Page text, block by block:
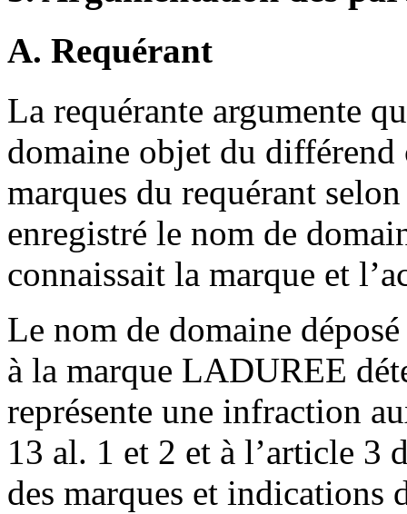
A. Requérant
La requérante argumente
domaine objet du
marques du requérant
enregistré le nom de
connaissait la marque et
Le nom de domaine
à la marque LADUREE
représente une infraction
13 al. 1 et 2 et à l’article 3
des marques et indications